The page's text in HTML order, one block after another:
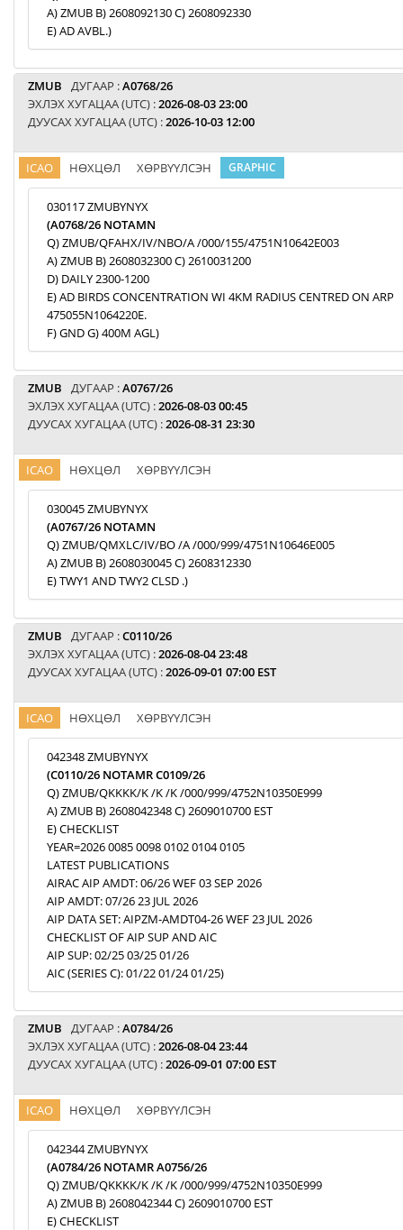
A) ZMUB B) 2608092130 C) 2608092330
E) AD AVBL.)
ZMUB ДУГААР :A0768/26
ЭХЛЭХ ХУГАЦАА (UTC) :2026-08-03 23:00
ДУУСАХ ХУГАЦАА (UTC) :2026-10-03 12:00
ICAO НӨХЦӨЛ ХӨРВҮҮЛСЭН GRAPHIC
030117 ZMUBYNYX
(A0768/26 NOTAMN
Q) ZMUB/QFAHX/IV/NBO/A /000/155/4751N10642E003
A) ZMUB B) 2608032300 C) 2610031200
D) DAILY 2300-1200
E) AD BIRDS CONCENTRATION WI 4KM RADIUS CENTRED ON ARP
475055N1064220E.
F) GND G) 400M AGL)
ZMUB ДУГААР :A0767/26
ЭХЛЭХ ХУГАЦАА (UTC) :2026-08-03 00:45
ДУУСАХ ХУГАЦАА (UTC) :2026-08-31 23:30
ICAO НӨХЦӨЛ ХӨРВҮҮЛСЭН
030045 ZMUBYNYX
(A0767/26 NOTAMN
Q) ZMUB/QMXLC/IV/BO /A /000/999/4751N10646E005
A) ZMUB B) 2608030045 C) 2608312330
E) TWY1 AND TWY2 CLSD .)
ZMUB ДУГААР :C0110/26
ЭХЛЭХ ХУГАЦАА (UTC) :2026-08-04 23:48
ДУУСАХ ХУГАЦАА (UTC) :2026-09-01 07:00 EST
ICAO НӨХЦӨЛ ХӨРВҮҮЛСЭН
042348 ZMUBYNYX
(C0110/26 NOTAMR C0109/26
Q) ZMUB/QKKKK/K /K /K /000/999/4752N10350E999
A) ZMUB B) 2608042348 C) 2609010700 EST
E) CHECKLIST
YEAR=2026 0085 0098 0102 0104 0105
LATEST PUBLICATIONS
AIRAC AIP AMDT: 06/26 WEF 03 SEP 2026
AIP AMDT: 07/26 23 JUL 2026
AIP DATA SET: AIPZM-AMDT04-26 WEF 23 JUL 2026
CHECKLIST OF AIP SUP AND AIC
AIP SUP: 02/25 03/25 01/26
AIC (SERIES C): 01/22 01/24 01/25)
ZMUB ДУГААР :A0784/26
ЭХЛЭХ ХУГАЦАА (UTC) :2026-08-04 23:44
ДУУСАХ ХУГАЦАА (UTC) :2026-09-01 07:00 EST
ICAO НӨХЦӨЛ ХӨРВҮҮЛСЭН
042344 ZMUBYNYX
(A0784/26 NOTAMR A0756/26
Q) ZMUB/QKKKK/K /K /K /000/999/4752N10350E999
A) ZMUB B) 2608042344 C) 2609010700 EST
E) CHECKLIST